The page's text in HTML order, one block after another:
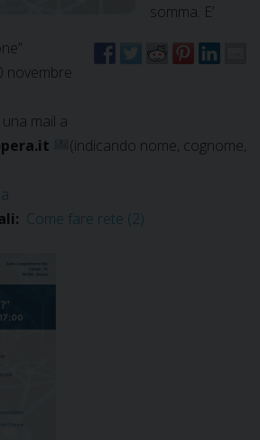
somma. E’
novembre
mail a
(indicando nome, cognome,
Come fare rete (2)